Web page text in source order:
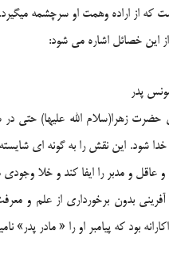
كه از اراده وهمت او سرچشمه ميگيرد.
اين خصائل اشاره مي شود:
حضرت زهرا(سلام الله علیها) حتي
شود. اين نقش را به گونه اي
و عاقل و مدبر را ايفا كند و خلا
بدون برخورداري از علم و
بود كه پيامبر او را « مادر پدر»